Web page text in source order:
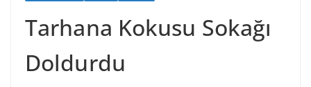
Tarhana Kokusu Sokağı
Doldurdu